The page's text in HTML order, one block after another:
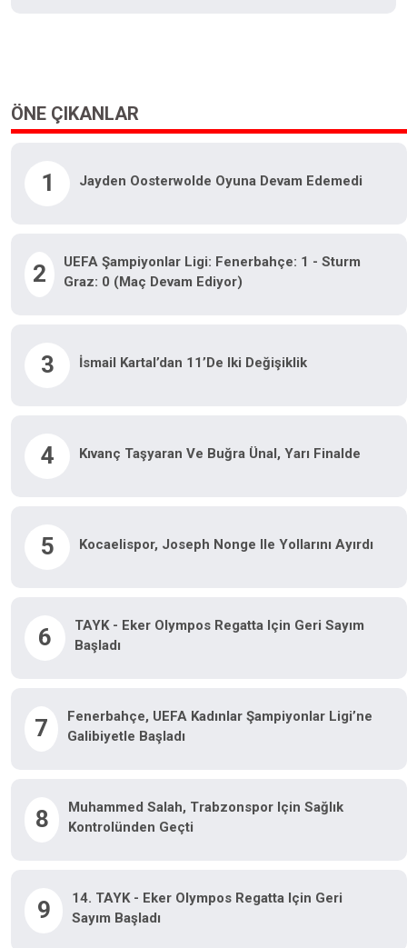
ÖNE ÇIKANLAR
1 Jayden Oosterwolde Oyuna Devam Edemedi
2
UEFA Şampiyonlar Ligi: Fenerbahçe: 1 - Sturm
Graz: 0 (Maç Devam Ediyor)
3 İsmail Kartal’dan 11’de Iki Değişiklik
4 Kıvanç Taşyaran Ve Buğra Ünal, Yarı Finalde
5 Kocaelispor, Joseph Nonge Ile Yollarını Ayırdı
6
TAYK - Eker Olympos Regatta Için Geri Sayım
Başladı
7
Fenerbahçe, UEFA Kadınlar Şampiyonlar Ligi’ne
Galibiyetle Başladı
8
Muhammed Salah, Trabzonspor Için Sağlık
Kontrolünden Geçti
9
14. TAYK - Eker Olympos Regatta Için Geri
Sayım Başladı